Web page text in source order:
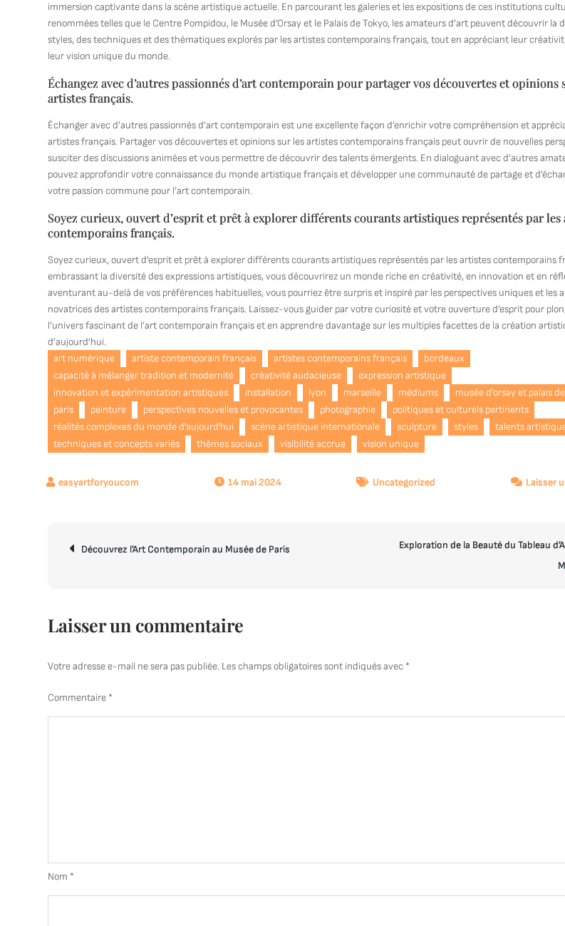
immersion captivante dans la scène artistique actuelle. En parcourant les galeries et les expositions de ces institutions
renommées telles que le Centre Pompidou, le Musée d’Orsay et le Palais de Tokyo, les amateurs d’art peuvent découvrir la
styles, des techniques et des thématiques explorés par les artistes contemporains français, tout en appréciant leur
leur vision unique du monde.
Échangez avec d’autres passionnés d’art contemporain pour partager vos découvertes et opinions
artistes français.
Échanger avec d’autres passionnés d’art contemporain est une excellente façon d’enrichir votre compréhension et
artistes français. Partager vos découvertes et opinions sur les artistes contemporains français peut ouvrir de nouvelles
susciter des discussions animées et vous permettre de découvrir des talents émergents. En dialoguant avec d’autres
pouvez approfondir votre connaissance du monde artistique français et développer une communauté de partage et
votre passion commune pour l’art contemporain.
Soyez curieux, ouvert d’esprit et prêt à explorer différents courants artistiques représentés par les
contemporains français.
Soyez curieux, ouvert d’esprit et prêt à explorer différents courants artistiques représentés par les artistes contemporains
embrassant la diversité des expressions artistiques, vous découvrirez un monde riche en créativité, en innovation et en
aventurant au-delà de vos préférences habituelles, vous pourriez être surpris et inspiré par les perspectives uniques et les
novatrices des artistes contemporains français. Laissez-vous guider par votre curiosité et votre ouverture d’esprit pour
l’univers fascinant de l’art contemporain français et en apprendre davantage sur les multiples facettes de la création
d’aujourd’hui.
art numérique
artiste contemporain français artistes contemporains français
bordeaux
capacité à mélanger tradition et modernité
créativité audacieuse
expression artistique
innovation et expérimentation artistiques
installation lyon marseille médiums
musée d'orsay et palais
paris
peinture perspectives nouvelles et provocantes photographie
politiques et culturels pertinents
réalités complexes du monde d'aujourd'hui
scène artistique internationale sculpture styles
talents
techniques et concepts variés
thèmes sociaux visibilité accrue vision unique
14 mai 2024 Uncategorized Laisser
Navigation
Découvrez l’Art Contemporain au Musée de Paris
Exploration de la Beauté du Tableau
Laisser un commentaire
Votre adresse e-mail ne sera pas publiée. Les champs obligatoires sont indiqués avec *
Commentaire *
Nom *